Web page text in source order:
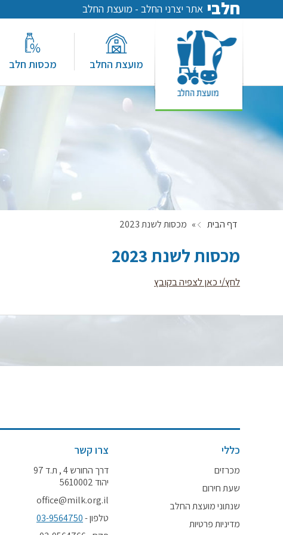
חלבי אתר יצרני החלב - מועצת החלב
מועצת החלב מכסות חלב
דף הבית » מכסות לשנת 2023
מכסות לשנת 2023
לחץ/י כאן לצפיה בקובץ
כללי
מכרזים
שעת חירום
שנתוני מועצת החלב
מדיניות פרטיות
צרו קשר
דרך החורש 4 , ת.ד 97
יהוד 5610002
office@milk.org.il
טלפון -03-9564750